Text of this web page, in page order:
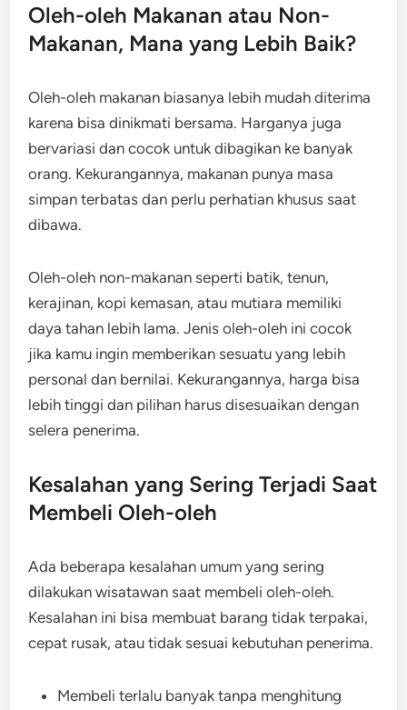
Oleh-oleh Makanan atau Non-
Makanan, Mana yang Lebih Baik?
Oleh-oleh makanan biasanya lebih mudah diterima
karena bisa dinikmati bersama. Harganya juga
bervariasi dan cocok untuk dibagikan ke banyak
orang. Kekurangannya, makanan punya masa
simpan terbatas dan perlu perhatian khusus saat
dibawa.
Oleh-oleh non-makanan seperti batik, tenun,
kerajinan, kopi kemasan, atau mutiara memiliki
daya tahan lebih lama. Jenis oleh-oleh ini cocok
jika kamu ingin memberikan sesuatu yang lebih
personal dan bernilai. Kekurangannya, harga bisa
lebih tinggi dan pilihan harus disesuaikan dengan
selera penerima.
Kesalahan yang Sering Terjadi Saat
Membeli Oleh-oleh
Ada beberapa kesalahan umum yang sering
dilakukan wisatawan saat membeli oleh-oleh.
Kesalahan ini bisa membuat barang tidak terpakai,
cepat rusak, atau tidak sesuai kebutuhan penerima.
Membeli terlalu banyak tanpa menghitung